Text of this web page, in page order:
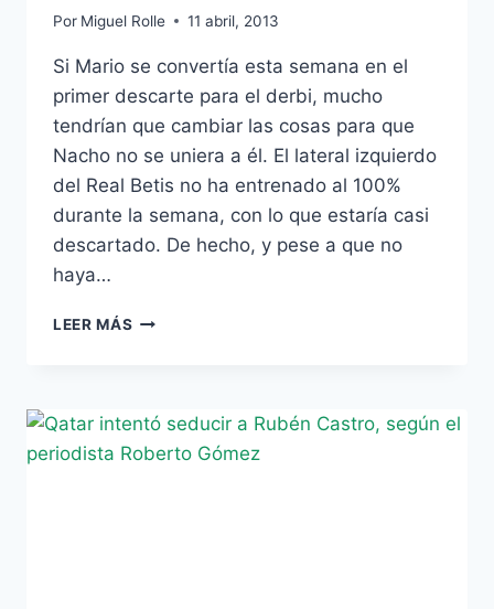
Por Miguel Rolle 11 abril, 2013
Si Mario se convertía esta semana en el
primer descarte para el derbi, mucho
tendrían que cambiar las cosas para que
Nacho no se uniera a él. El lateral izquierdo
del Real Betis no ha entrenado al 100%
durante la semana, con lo que estaría casi
descartado. De hecho, y pese a que no
haya…
LEER MÁS NACHO,
DERBI